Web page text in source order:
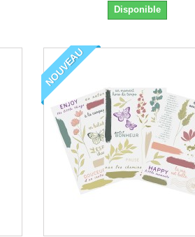
Disponible
NOUVEAU